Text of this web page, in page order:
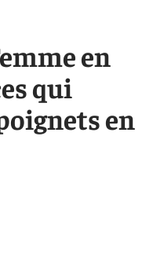
en
qui
en